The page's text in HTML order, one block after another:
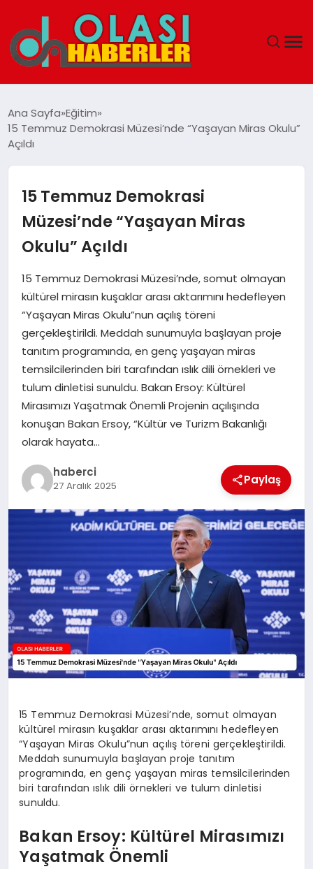
SPOR
TEKNOLOJI
YAŞAM
Ana Sayfa Eğitim
15 Temmuz Demokrasi Müzesi’nde “Yaşayan Miras Okulu”
Açıldı
15 Temmuz Demokrasi
Müzesi’nde “Yaşayan Miras
Okulu” Açıldı
15 Temmuz Demokrasi Müzesi’nde, somut olmayan
kültürel mirasın kuşaklar arası aktarımını hedefleyen
“Yaşayan Miras Okulu”nun açılış töreni
gerçekleştirildi. Meddah sunumuyla başlayan proje
tanıtım programında, en genç yaşayan miras
temsilcilerinden biri tarafından ıslık dili örnekleri ve
tulum dinletisi sunuldu. Bakan Ersoy: Kültürel
Mirasımızı Yaşatmak Önemli Projenin açılışında
konuşan Bakan Ersoy, “Kültür ve Turizm Bakanlığı
olarak hayata…
haberci
27 Aralık 2025 Paylaş
15 Temmuz Demokrasi Müzesi’nde, somut olmayan
kültürel mirasın kuşaklar arası aktarımını hedefleyen
“Yaşayan Miras Okulu”nun açılış töreni gerçekleştirildi.
Meddah sunumuyla başlayan proje tanıtım
programında, en genç yaşayan miras temsilcilerinden
biri tarafından ıslık dili örnekleri ve tulum dinletisi
sunuldu.
Bakan Ersoy: Kültürel Mirasımızı
Yaşatmak Önemli